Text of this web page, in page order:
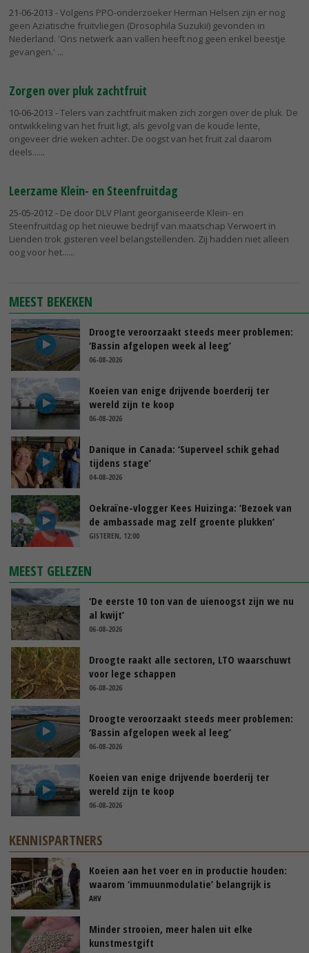
21-06-2013 - Volgens PPO-onderzoeker Herman Helsen zijn er nog
geen Aziatische fruitvliegen (Drosophila Suzukii) gevonden in
Nederland. 'Ons netwerk aan vallen heeft nog geen enkel beestje
gevangen.'
Zorgen over pluk zachtfruit
10-06-2013 - Telers van zachtfruit maken zich zorgen over de pluk. De
ontwikkeling van het fruit ligt, als gevolg van de koude lente,
ongeveer drie weken achter. De oogst van het fruit zal daarom
deels...
Leerzame Klein- en Steenfruitdag
25-05-2012 - De door DLV Plant georganiseerde Klein- en
Steenfruitdag op het nieuwe bedrijf van maatschap Verwoert in
Lienden trok gisteren veel belangstellenden. Zij hadden niet alleen
oog voor het...
MEEST BEKEKEN
Droogte veroorzaakt steeds meer problemen:
‘Bassin afgelopen week al leeg’
06-08-2026
Koeien van enige drijvende boerderij ter
wereld zijn te koop
06-08-2026
Danique in Canada: ‘Superveel schik gehad
tijdens stage’
04-08-2026
Oekraïne-vlogger Kees Huizinga: ‘Bezoek van
de ambassade mag zelf groente plukken’
GISTEREN, 12:00
MEEST GELEZEN
‘De eerste 10 ton van de uienoogst zijn we nu
al kwijt’
06-08-2026
Droogte raakt alle sectoren, LTO waarschuwt
voor lege schappen
06-08-2026
Droogte veroorzaakt steeds meer problemen:
‘Bassin afgelopen week al leeg’
06-08-2026
Koeien van enige drijvende boerderij ter
wereld zijn te koop
06-08-2026
KENNISPARTNERS
Koeien aan het voer en in productie houden:
waarom ‘immuunmodulatie’ belangrijk is
tijdens de transitieperiode
AHV
Minder strooien, meer halen uit elke
kunstmestgift